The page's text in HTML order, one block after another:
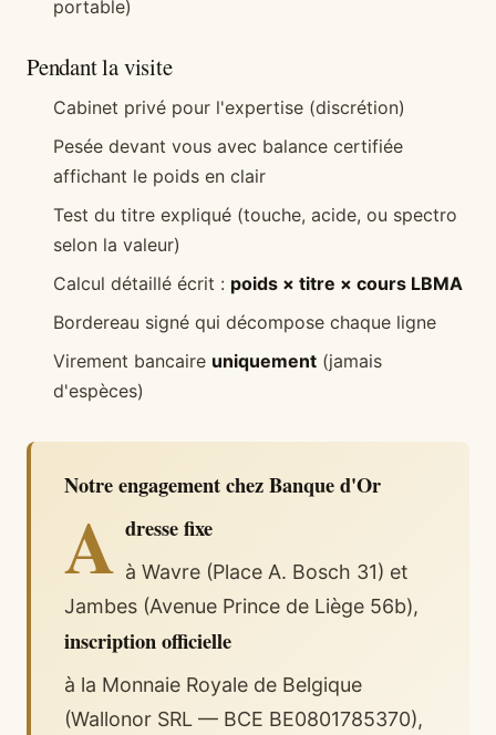
portable)
Pendant la visite
Cabinet privé pour l'expertise (discrétion)
Pesée devant vous avec balance certifiée
affichant le poids en clair
Test du titre expliqué (touche, acide, ou spectro
selon la valeur)
Calcul détaillé écrit : poids × titre × cours LBMA
Bordereau signé qui décompose chaque ligne
Virement bancaire uniquement (jamais
d'espèces)
Notre engagement chez Banque d'Or
A dresse fixe
à Wavre (Place A. Bosch 31) et
Jambes (Avenue Prince de Liège 56b),
inscription officielle
à la Monnaie Royale de Belgique
(Wallonor SRL — BCE BE0801785370),